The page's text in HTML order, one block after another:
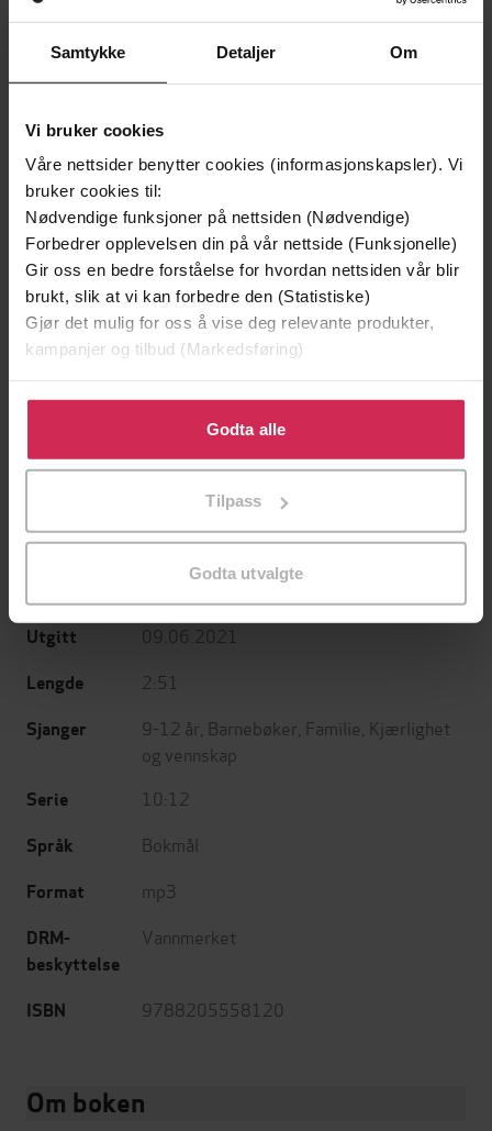
Samtykke Detaljer Om
Vi bruker cookies
Våre nettsider benytter cookies (informasjonskapsler). Vi
bruker cookies til:
Nødvendige funksjoner på nettsiden (Nødvendige)
Forbedrer opplevelsen din på vår nettside (Funksjonelle)
Gir oss en bedre forståelse for hvordan nettsiden vår blir
brukt, slik at vi kan forbedre den (Statistiske)
Gjør det mulig for oss å vise deg relevante produkter,
kampanjer og tilbud (Markedsføring)
Klikk på «Godta alle» for å gi oss ditt samtykke til å
bruke cookies for alle disse formålene. Du kan også
tilpasse ditt samtykke til spesifikke formål ved å klikke
Godta alle
Tilpass
Godta utvalgte
239,-
Harry Potter og de vises stein
LYDBOK
359,-
Harry Potter og
LYDBOK
Bjørn Ingvaldsen (forfatter),
Reiten(innleser)
Utgitt 09.06.2021
Lengde 2:51
Sjanger 9-12 år Barnebøker Familie Kjærlighet
og vennskap
Serie 10:12
Språk Bokmål
Format mp3
DRM-
beskyttelse
Vannmerket
ISBN 9788205558120
Om boken